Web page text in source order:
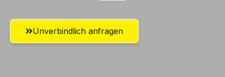
Unverbindlich anfragen